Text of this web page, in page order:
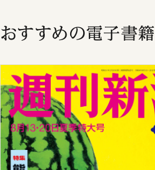
おすすめの電子書籍